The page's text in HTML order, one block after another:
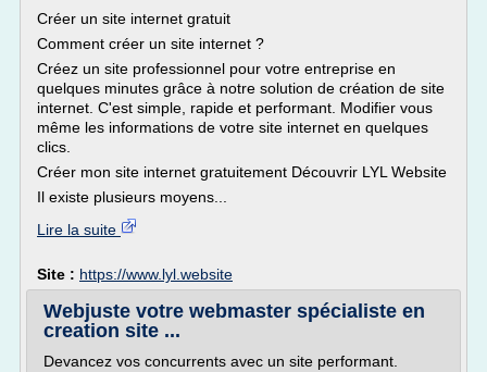
Créer un site internet gratuit
Comment créer un site internet ?
Créez un site professionnel pour votre entreprise en
quelques minutes grâce à notre solution de création de site
internet. C'est simple, rapide et performant. Modifier vous
même les informations de votre site internet en quelques
clics.
Créer mon site internet gratuitement Découvrir LYL Website
Il existe plusieurs moyens...
Lire la suite
Site : https://www.lyl.website
Webjuste votre webmaster spécialiste en
creation site ...
Devancez vos concurrents avec un site performant.